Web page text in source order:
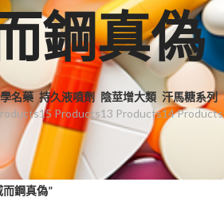
鋼真偽
名藥 持久液噴劑
15 Products
陰莖增大類
13 Products
汗馬糖系列
14 Products
而鋼真偽”